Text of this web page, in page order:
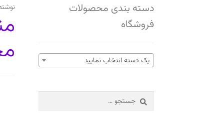
دسته بندی محصولات
فروشگاه
یک دسته انتخاب نمایید
جستجو
برای: